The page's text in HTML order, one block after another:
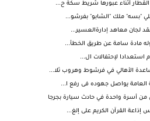
أثناء عبورها شريط سكة ح...
"بسه" ملك "الشابو" بفرشو...
لجان معاهد إدارةالعسير...
مادة سامة عن طريق الخطأ...
استعدادا لإحتفالات ال...
الأهالي في فرشوط وهروب ثلا...
العامة يواصل جهوده فى رفع ا...
القرآن الكريم على إلغ...